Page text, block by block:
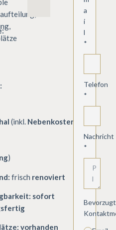
(inkl. Nebenkosten,
)
frisch renoviert
sofort
vorhanden
a
i
l
*
Telefon
*
Nachricht
*